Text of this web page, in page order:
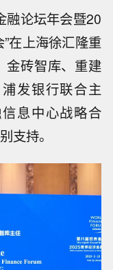
融论坛年会暨20
在上海徐汇隆重
金砖智库、重建
发银行联合主
息中心战略合
支持。